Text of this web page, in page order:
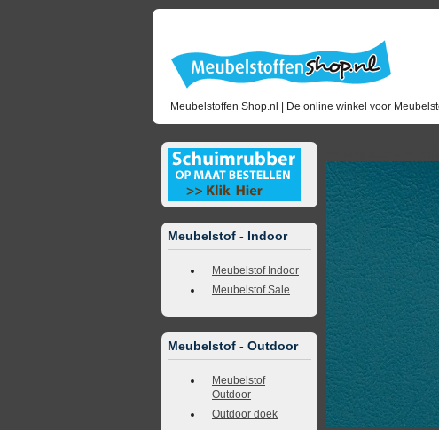
Meubelstoffen Shop.nl | De online winkel voor
Meubelstof - Indoor
Meubelstof Indoor
Meubelstof Sale
Meubelstof - Outdoor
Meubelstof
Outdoor
Outdoor doek